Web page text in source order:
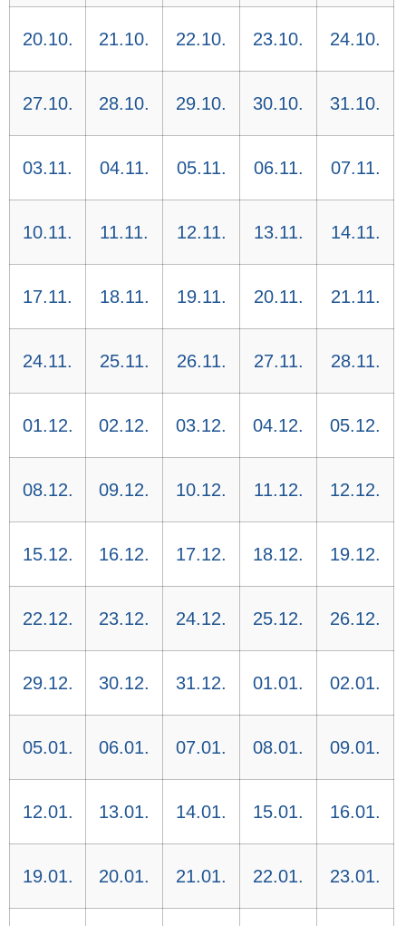
20.10. 21.10. 22.10. 23.10. 24.10.
27.10. 28.10. 29.10. 30.10. 31.10.
03.11. 04.11. 05.11. 06.11. 07.11.
10.11. 11.11. 12.11. 13.11. 14.11.
17.11. 18.11. 19.11. 20.11. 21.11.
24.11. 25.11. 26.11. 27.11. 28.11.
01.12. 02.12. 03.12. 04.12. 05.12.
08.12. 09.12. 10.12. 11.12. 12.12.
15.12. 16.12. 17.12. 18.12. 19.12.
22.12. 23.12. 24.12. 25.12. 26.12.
29.12. 30.12. 31.12. 01.01. 02.01.
05.01. 06.01. 07.01. 08.01. 09.01.
12.01. 13.01. 14.01. 15.01. 16.01.
19.01. 20.01. 21.01. 22.01. 23.01.